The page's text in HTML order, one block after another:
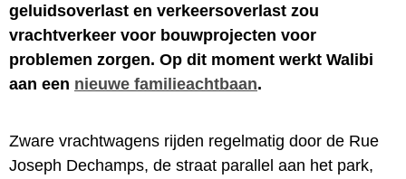
geluidsoverlast en verkeersoverlast zou
vrachtverkeer voor bouwprojecten voor
problemen zorgen. Op dit moment werkt Walibi
aan een nieuwe familieachtbaan.
Zware vrachtwagens rijden regelmatig door de Rue
Joseph Dechamps, de straat parallel aan het park,